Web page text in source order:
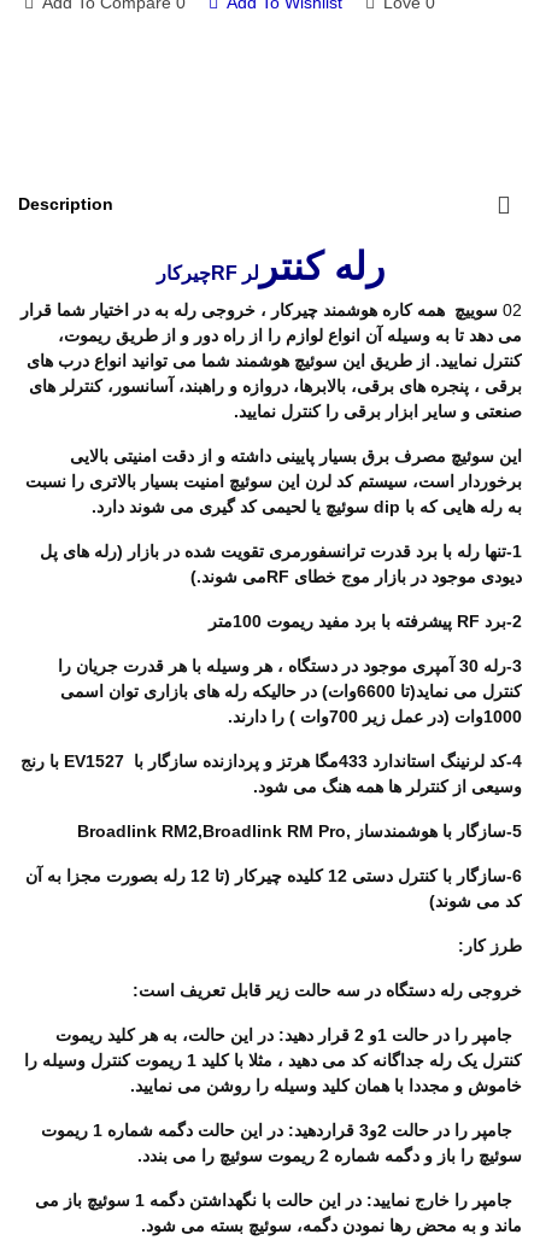
Description
رله کنتر لرRFچیرکار
02 سوییچ همه کاره هوشمند چیرکار ، خروجی رله به در اختیار شما قرار
می دهد تا به وسیله آن انواع لوازم را از راه دور و از طریق ریموت،
کنترل نمایید. از طریق این سوئیچ هوشمند شما می توانید انواع درب های
برقی ، پنجره های برقی، بالابرها، دروازه و راهبند، آسانسور، کنترلر های
صنعتی و سایر ابزار برقی را کنترل نمایید.
این سوئیچ مصرف برق بسیار پایینی داشته و از دقت امنیتی بالایی
برخوردار است، سیستم کد لرن این سوئیچ امنیت بسیار بالاتری را نسبت
به رله هایی که با dip سوئیچ یا لحیمی کد گیری می شوند دارد.
1-تنها رله با برد قدرت ترانسفورمری تقویت شده در بازار (رله های پل
دیودی موجود در بازار موج خطای RFمی شوند.)
2-برد RF پیشرفته با برد مفید ریموت 100متر
3-رله 30 آمپری موجود در دستگاه ، هر وسیله با هر قدرت جریان را
کنترل می نماید(تا 6600وات) در حالیکه رله های بازاری توان اسمی
1000وات (در عمل زیر 700وات ) را دارند.
4-کد لرنینگ استاندارد 433مگا هرتز و پردازنده سازگار با EV1527 با رنج
وسیعی از کنترلر ها همه هنگ می شود.
5-سازگار با هوشمندساز Broadlink RM2,Broadlink RM Pro,
6-سازگار با کنترل دستی 12 کلیده چیرکار (تا 12 رله بصورت مجزا به آن
کد می شوند)
طرز کار:
خروجی رله دستگاه در سه حالت زیر قابل تعریف است:
جامپر را در حالت 1و 2 قرار دهید: در این حالت، به هر کلید ریموت
کنترل یک رله جداگانه کد می دهید ، مثلا با کلید 1 ریموت کنترل وسیله را
خاموش و مجددا با همان کلید وسیله را روشن می نمایید.
جامپر را در حالت 2و3 قراردهید: در این حالت دگمه شماره 1 ریموت
سوئیچ را باز و دگمه شماره 2 ریموت سوئیچ را می بندد.
جامپر را خارج نمایید: در این حالت با نگهداشتن دگمه 1 سوئیچ باز می
ماند و به محض رها نمودن دگمه، سوئیچ بسته می شود.